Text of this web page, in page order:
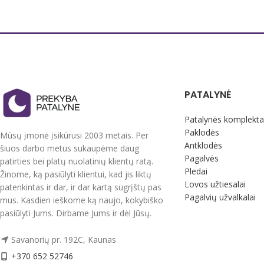
Antklodės užpildo svoris apie 2000 g (
sudėtingos priežiūros.
Antklodės skalbiamos iki 60 laipsnių
režimu su šilkui skirtais skalbikliais.
Pagal storį šios antklodės labiau pritaikytos
visiems metų laikams, universalaus storio.
Šilkas kai karšta maloniai vėsina, kai šalta
šildo. Šilkas puikiai išgarina drėgmės
perteklių todėl neprakaituosite po šia
Pagaminta Vokietijoje.
kašmyrui skirtais
Galimas sausas
Vėdinimas
Šukavimas
Antklodės plaukeliai
natūralus procesas,
kokybė nenukenčia.
Dydis 140x200 cm
Mūsų įmonė įsikūrusi 2003 metais. Per
šiuos darbo metus sukaupėme daug
patirties bei platų nuolatinių klientų ratą.
Žinome, ką pasiūlyti klientui, kad jis liktų
patenkintas ir dar, ir dar kartą sugrįštų pas
mus. Kasdien ieškome ką naujo, kokybiško
pasiūlyti Jums. Dirbame Jums ir dėl Jūsų.
Savanorių pr. 192C, Kaunas
+370 652 52746
PATALYNĖ
Patalynės
Paklodės
Antklodės
Pagalvės
Pledai
Lovos užtiesalai
Pagalvių užvalkalai